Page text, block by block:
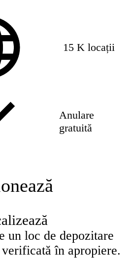
15 K locații
Anulare
gratuită
un loc de depozitare
în apropiere.